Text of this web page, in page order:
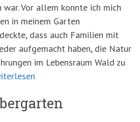
Vor allem konnte ich mich
in meinem Garten
dass auch Familien mit
aufgemacht haben, die Natur
im Lebensraum Wald zu